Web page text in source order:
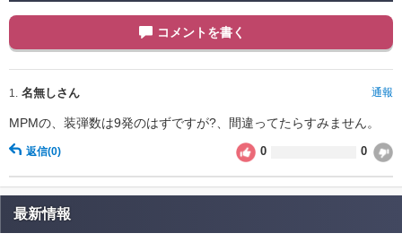
コメントを書く
1. 名無しさん 通報
MPMの、装弾数は9発のはずですが?、間違ってたらすみません。
返信(0) 0 0
最新情報